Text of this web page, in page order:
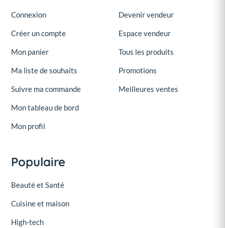
Connexion
Créer un compte
Mon panier
Ma liste de souhaits
Suivre ma commande
Mon tableau de bord
Mon profil
Devenir vendeur
Espace vendeur
Tous les produits
Promotions
Meilleures ventes
Populaire
Beauté et Santé
Cuisine et maison
High-tech